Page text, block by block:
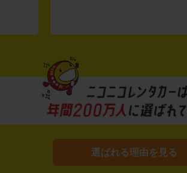
選ばれる理由を見る